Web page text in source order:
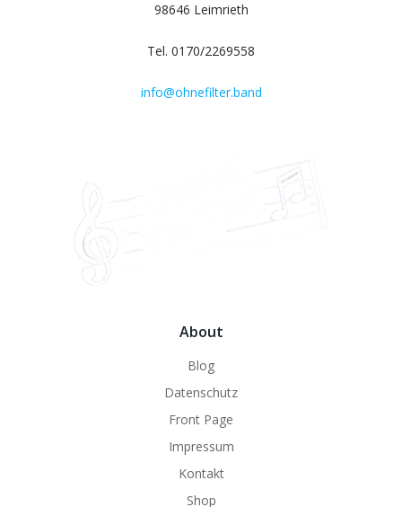
98646 Leimrieth
Tel. 0170/2269558
info@ohnefilter.band
About
Blog
Datenschutz
Front Page
Impressum
Kontakt
Shop